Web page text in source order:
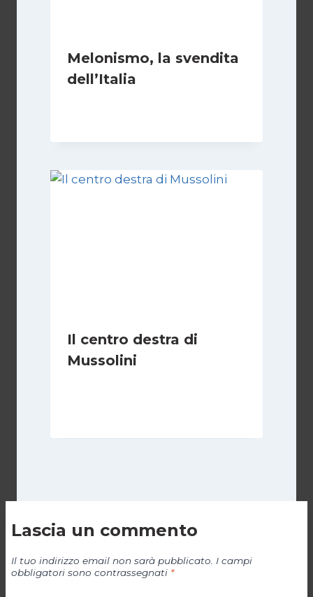
Melonismo, la svendita
dell’Italia
Il centro destra di
Mussolini
Lascia un commento
Il tuo indirizzo email non sarà pubblicato. I campi
obbligatori sono contrassegnati *